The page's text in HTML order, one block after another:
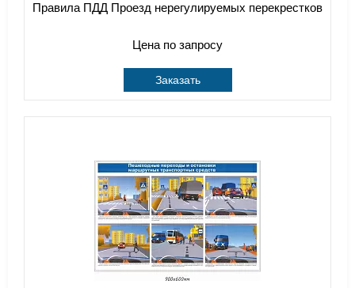
Правила ПДД Проезд нерегулируемых перекрестков
Цена по запросу
Заказать